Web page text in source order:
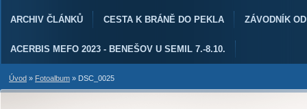
ARCHIV ČLÁNKŮ CESTA K BRÁNĚ DO PEKLA ZÁVODNÍK
ACERBIS MEFO 2023 - BENEŠOV U SEMIL 7.-8.10.
Úvod » Fotoalbum » DSC_0025